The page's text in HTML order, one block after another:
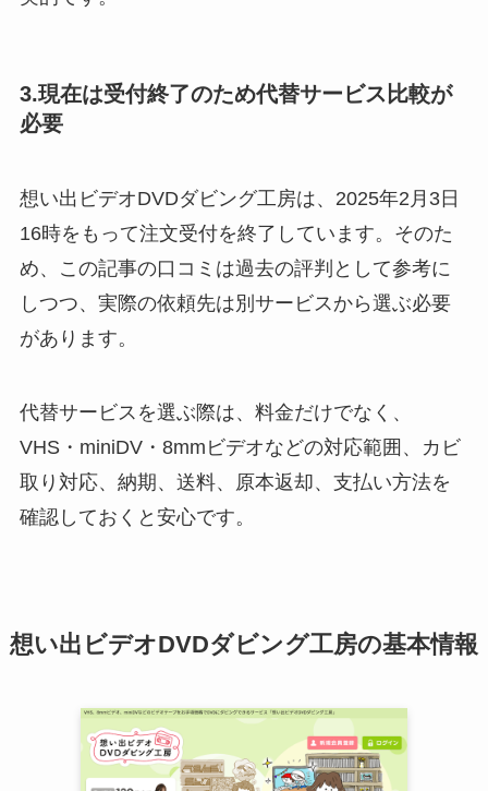
3.現在は受付終了のため代替サービス比較が
必要
想い出ビデオDVDダビング工房は、2025年2月3日
16時をもって注文受付を終了しています。そのた
め、この記事の口コミは過去の評判として参考に
しつつ、実際の依頼先は別サービスから選ぶ必要
があります。
代替サービスを選ぶ際は、料金だけでなく、
VHS・miniDV・8mmビデオなどの対応範囲、カビ
取り対応、納期、送料、原本返却、支払い方法を
確認しておくと安心です。
想い出ビデオDVDダビング工房の基本情報